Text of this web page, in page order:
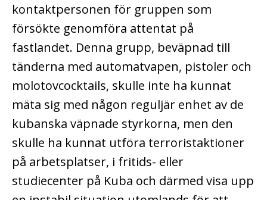
kontaktpersonen för gruppen som
försökte genomföra attentat på
fastlandet. Denna grupp, beväpnad till
tänderna med automatvapen, pistoler och
molotovcocktails, skulle inte ha kunnat
mäta sig med någon reguljär enhet av de
kubanska väpnade styrkorna, men den
skulle ha kunnat utföra terroristaktioner
på arbetsplatser, i fritids- eller
studiecenter på Kuba och därmed visa upp